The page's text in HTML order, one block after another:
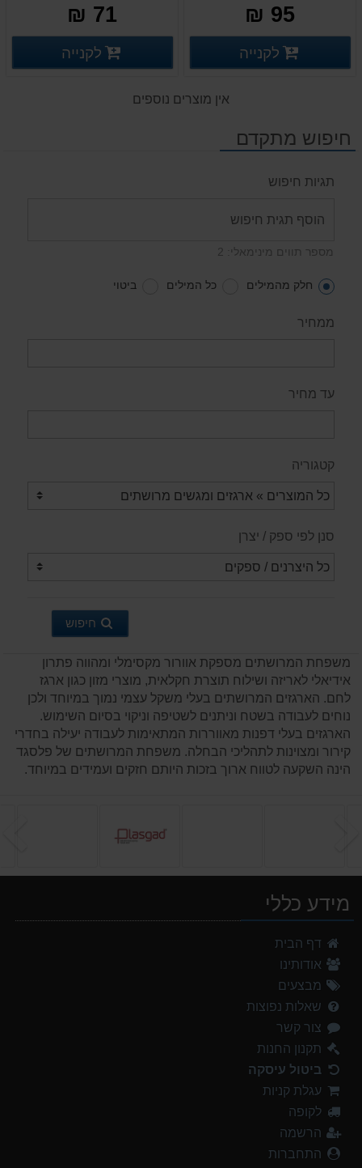
בצבע שחור
95 ₪
פרטים נוספים פרטים נוספים לקנייה
71 ₪
פרטים נוספים
לקנייה
אין מוצרים נוספים
חיפוש מתקדם
תגיות חיפוש
מספר תווים מינימאלי: 2
חלק מהמילים כל המילים ביטוי
ממחיר
עד מחיר
קטגוריה
סנן לפי ספק / יצרן
חיפוש
משפחת המרושתים מספקת אוורור מקסימלי ומהווה פתרון
אידיאלי לאריזה ושילוח תוצרת חקלאית, מוצרי מזון כגון ארגז
לחם. הארגזים המרושתים בעלי משקל עצמי נמוך במיוחד ולכן
נוחים לעבודה בשטח וניתנים לשטיפה וניקוי בסיום השימוש.
הארגזים בעלי דפנות מאווררות המתאימות לעבודה יעילה בחדרי
קירור ומצוינות לתהליכי הבחלה. משפחת המרושתים של פלסגד
הינה השקעה לטווח ארוך בזכות היותם חזקים ועמידים במיוחד.
מידע כללי
דף הבית
אודותינו
מבצעים
שאלות נפוצות
צור קשר
תקנון החנות
ביטול עיסקה
עגלת קניות
לקופה
הרשמה
התחברות